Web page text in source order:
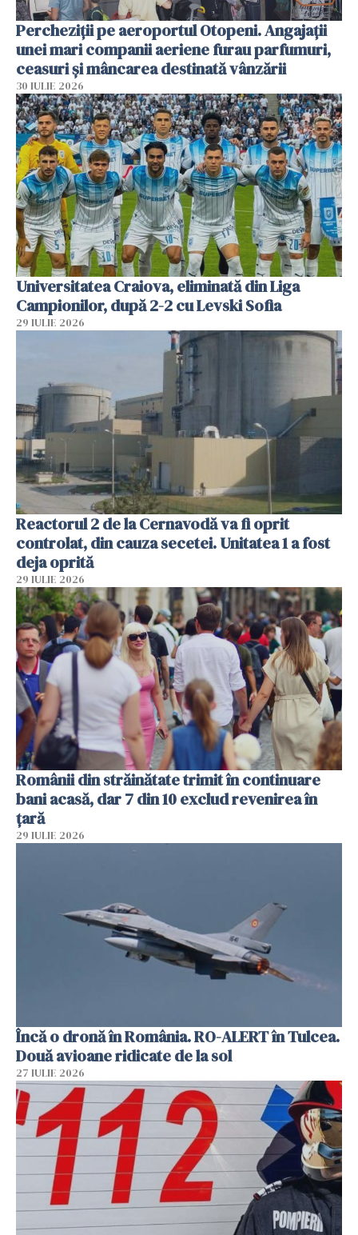
Percheziții pe aeroportul Otopeni. Angajații
unei mari companii aeriene furau parfumuri,
ceasuri și mâncarea destinată vânzării
30 IULIE 2026
Universitatea Craiova, eliminată din Liga
Campionilor, după 2-2 cu Levski Sofia
29 IULIE 2026
Reactorul 2 de la Cernavodă va fi oprit
controlat, din cauza secetei. Unitatea 1 a fost
deja oprită
29 IULIE 2026
Românii din străinătate trimit în continuare
bani acasă, dar 7 din 10 exclud revenirea în
țară
29 IULIE 2026
Încă o dronă în România. RO-ALERT în Tulcea.
Două avioane ridicate de la sol
27 IULIE 2026